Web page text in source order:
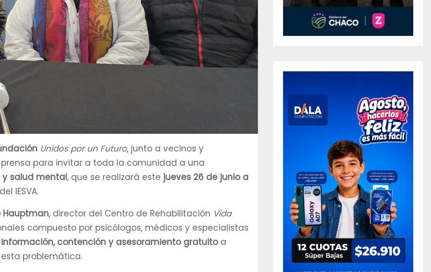
Unidos por un Futuro, junto a vecinos y
para invitar a toda la comunidad a una
salud mental, que se realizará este jueves 26 de junio a
IESVA.
Hauptman, director del Centro de Rehabilitación Vida
compuesto por psicólogos, médicos y especialistas
contención y asesoramiento gratuitoa
problemática.